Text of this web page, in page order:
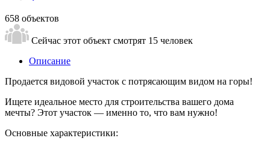
658 объектов
Сейчас этот объект смотрят 15 человек
Описание
Продается видовой участок с потрясающим видом на горы!
Ищете идеальное место для строительства вашего дома
мечты? Этот участок — именно то, что вам нужно!
Основные характеристики: